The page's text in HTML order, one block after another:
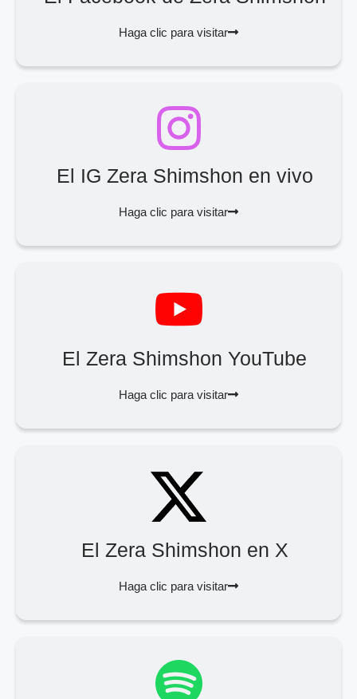
Haga clic para visitar
El IG Zera Shimshon en vivo
Haga clic para visitar
El Zera Shimshon YouTube
Haga clic para visitar
El Zera Shimshon en X
Haga clic para visitar